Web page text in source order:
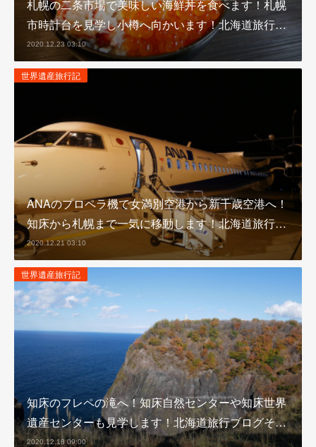
札幌の二条市場で美味しい海鮮丼を食べます！札幌
市時計台を見学し小樽へ向かいます！北海道旅行…
2020.12.23 03:10
世界遺産旅行記
ANAのプロペラ機で女満別空港から新千歳空港へ！
知床から札幌まで一気に移動します！北海道旅行…
2020.12.21 03:10
世界遺産旅行記
知床のフレペの滝へ！知床自然センターや知床世界
遺産センターも見学します！北海道旅行ブログそ…
2020.12.18 09:00